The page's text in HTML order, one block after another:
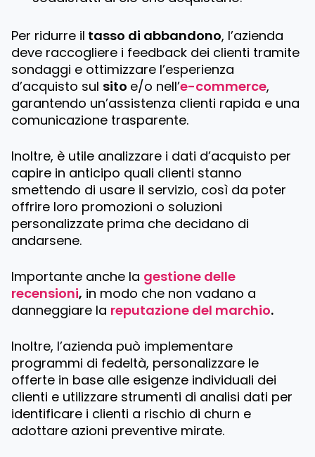
Per ridurre il tasso di abbandono, l’azienda
deve raccogliere i feedback dei clienti tramite
sondaggi e ottimizzare l’esperienza
d’acquisto sul sito e/o nell’e-commerce,
garantendo un’assistenza clienti rapida e una
comunicazione trasparente.
Inoltre, è utile analizzare i dati d’acquisto per
capire in anticipo quali clienti stanno
smettendo di usare il servizio, così da poter
offrire loro promozioni o soluzioni
personalizzate prima che decidano di
andarsene.
Importante anche la gestione delle
recensioni, in modo che non vadano a
danneggiare la reputazione del marchio.
Inoltre, l’azienda può implementare
programmi di fedeltà, personalizzare le
offerte in base alle esigenze individuali dei
clienti e utilizzare strumenti di analisi dati per
identificare i clienti a rischio di churn e
adottare azioni preventive mirate.